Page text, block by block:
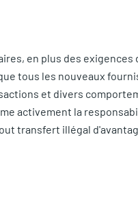
en plus des
tous les nouveaux
et divers
activement la
transfert illégal